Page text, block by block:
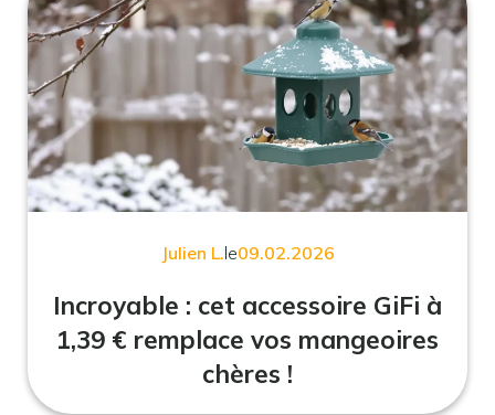
Julien L.le09.02.2026
Incroyable : cet accessoire GiFi à
1,39 € remplace vos mangeoires
chères !